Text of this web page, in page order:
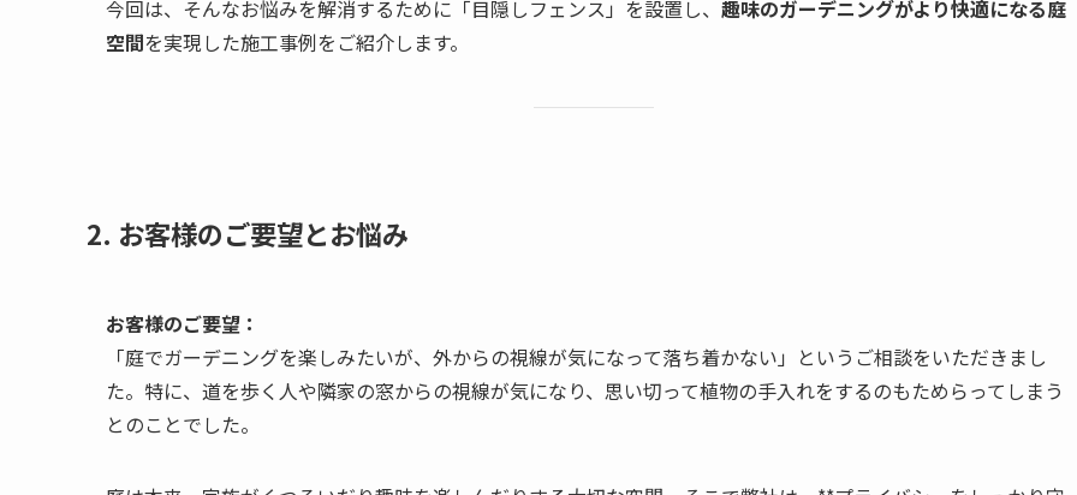
今回は、そんなお悩みを解消するために「目隠しフェンス」を設置し、 趣味のガーデニングがより快適になる庭
空間を実現した施工事例をご紹介します。
2. お客様のご要望とお悩み
お客様のご要望：
「庭でガーデニングを楽しみたいが、外からの視線が気になって落ち着かない」というご相談をいただきまし
た。特に、道を歩く人や隣家の窓からの視線が気になり、思い切って植物の手入れをするのもためらってしまう
とのことでした。